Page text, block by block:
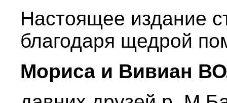
Настоящее издание
благодаря щедрой
Мориса и Вивиан